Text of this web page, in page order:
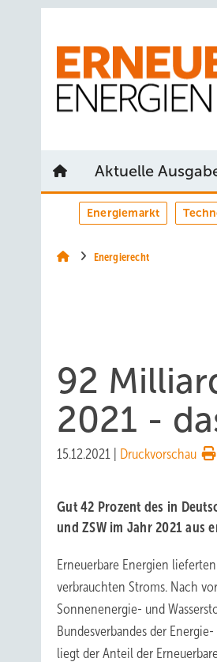
Aktuelle
Energiemarkt
Energierecht
92
2021 -
15.12.2021 Druckvorschau
Gut 42 Prozent des in
und ZSW im Jahr 2021 aus
Erneuerbare Energien
verbrauchten Stroms. Nach
Sonnenenergie- und
Bundesverbandes der
liegt der Anteil der